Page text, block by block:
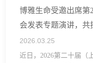
博雅生命受邀出席第
会发表专题演讲，共
发展
2026.03.25
近日，2026第二十届（